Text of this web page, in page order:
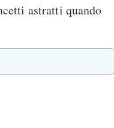
astratti quando